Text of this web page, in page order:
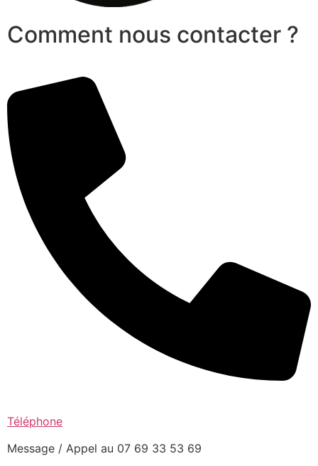
Comment nous contacter ?
Téléphone
Message / Appel au 07 69 33 53 69